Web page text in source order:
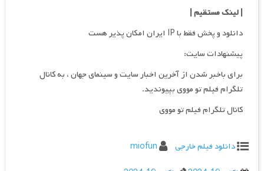
| لینک مستقیم|
دانلود و پخش فقط با IP ایران امکان پذیر هست
پیشنهادات سایت:
برای باخبر شدن از آخرین اخبار سایت و سینمای جهان ، به کانال
تلگرام فیلم تو مووی بپیوندید.
کانال تلگرام فیلم تو مووی
دانلود فیلم خارجی
miofun